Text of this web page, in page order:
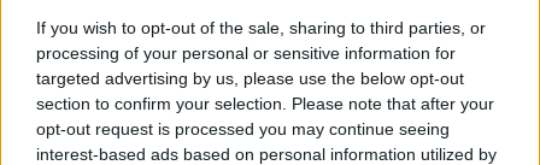
If you wish to opt-out of the sale, sharing to third parties, or
processing of your personal or sensitive information for
targeted advertising by us, please use the below opt-out
section to confirm your selection. Please note that after your
opt-out request is processed you may continue seeing
interest-based ads based on personal information utilized by
• Service brukar oftast ingå, men du betalar försäkring,
fordonsskatt, bränsle och andra kostnader som exempelvis
däckbyte själv.
• Vanligast är att avtalet löper på 36 månader och du får
högst köra 1 500 mil om året. Att köra mer kostar extra.